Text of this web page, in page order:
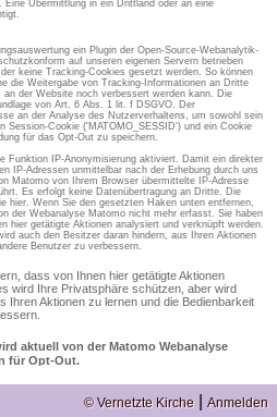
Übermittlung in ein Drittland oder an eine
ein Plugin der Open-Source-Webanalytik-
auf unseren eigenen Servern betrieben
keine Tracking-Cookies gesetzt werden. So können
die Weitergabe von Tracking-Informationen an Dritte
der Website noch verbessert werden kann. Die
von Art. 6 Abs. 1 lit. f DSGVO. Der
an der Analyse des Nutzerverhaltens, um sowohl sein
Session-Cookie ('MATOMO_SESSID') und ein Cookie
für das Opt-Out zu speichern.
Funktion IP-Anonymisierung aktiviert. Damit ein direkter
IP-Adressen unmittelbar nach der Erhebung durch uns
Matomo von Ihrem Browser übermittelte IP-Adresse
Es erfolgt keine Datenübertragung an Dritte. Die
hier. Wenn Sie den gesetzten Haken unten entfernen,
der Webanalyse Matomo nicht mehr erfasst. Sie haben
hier getätigte Aktionen analysiert und verknüpft werden.
auch den Besitzer daran hindern, aus Ihren Aktionen
Benutzer zu verbessern.
© Vernetzte Kirche Anmelden